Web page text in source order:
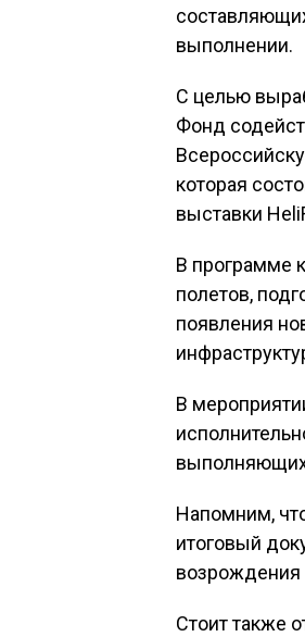
выполнении.
С целью
Фонд
которая
выставки
В программе
полетов,
появления
В
выполняющих
Напомним,
итоговый
возрождения
Стоит также